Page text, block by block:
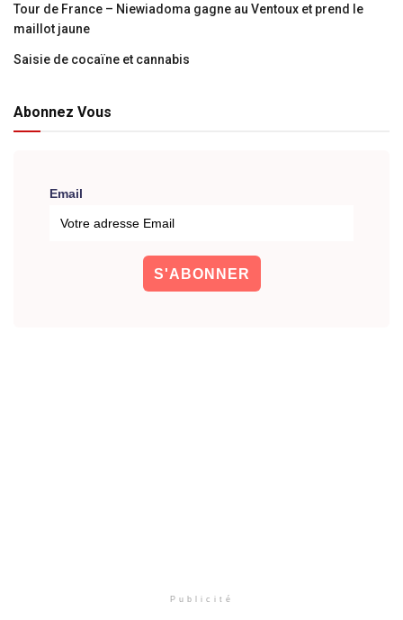
Tour de France – Niewiadoma gagne au Ventoux et prend le
maillot jaune
Saisie de cocaïne et cannabis
Abonnez Vous
Email
Publicité